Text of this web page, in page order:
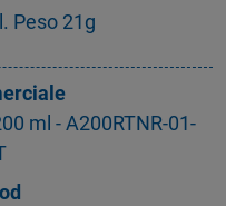
Peso 21g
ml - A200RTNR-01-